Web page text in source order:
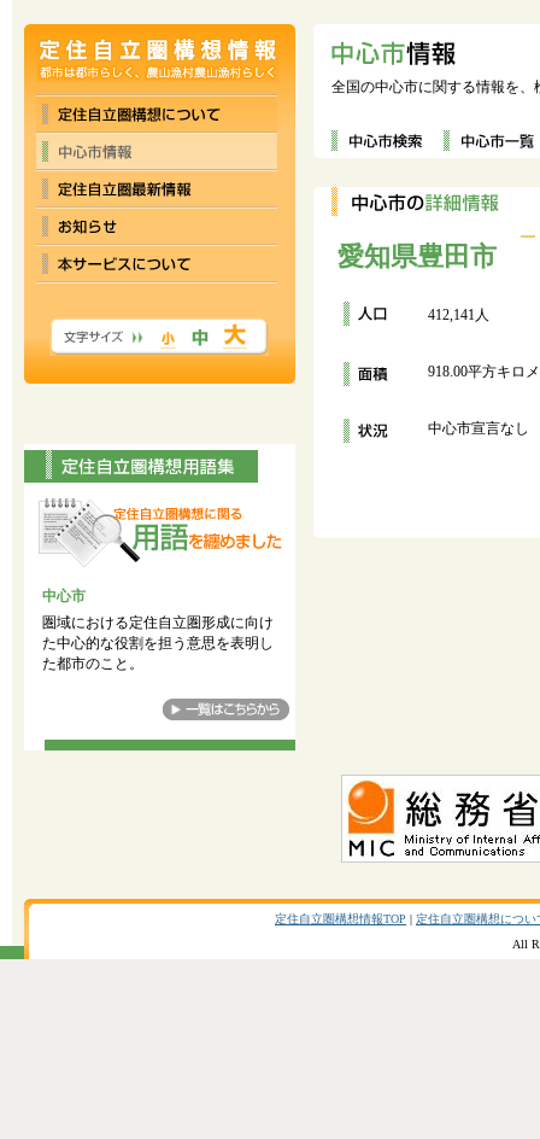
全国の中心市に関する情報を
愛知県豊田市
412,141人
918.00平方キロ
中心市宣言なし
中心市
圏域における定住自立圏形成に向け
た中心的な役割を担う意思を表明し
た都市のこと。
定住自立圏構想情報TOP | 定住自立圏構想につい
All